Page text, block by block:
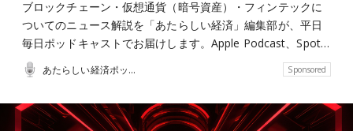
ブロックチェーン・仮想通貨（暗号資産）・フィンテックに
ついてのニュース解説を「あたらしい経済」編集部が、平日
毎日ポッドキャストでお届けします。Apple Podcast、Spot…
あたらしい経済ポッドキャスト Sponsored